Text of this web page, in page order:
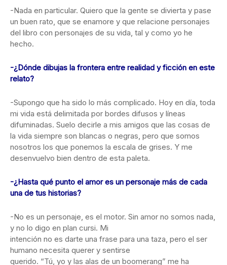
-Nada en particular. Quiero que la gente se divierta y pase
un buen rato, que se enamore y que relacione personajes
del libro con personajes de su vida, tal y como yo he
hecho.
-¿Dónde dibujas la frontera entre realidad y ficción en este
relato?
-Supongo que ha sido lo más complicado. Hoy en día, toda
mi vida está delimitada por bordes difusos y líneas
difuminadas. Suelo decirle a mis amigos que las cosas de
la vida siempre son blancas o negras, pero que somos
nosotros los que ponemos la escala de grises. Y me
desenvuelvo bien dentro de esta paleta.
-¿Hasta qué punto el amor es un personaje más de cada
una de tus historias?
-No es un personaje, es el motor. Sin amor no somos nada,
y no lo digo en plan cursi. Mi
intención no es darte una frase para una taza, pero el ser
humano necesita querer y sentirse
querido. “Tú, yo y las alas de un boomerang” me ha